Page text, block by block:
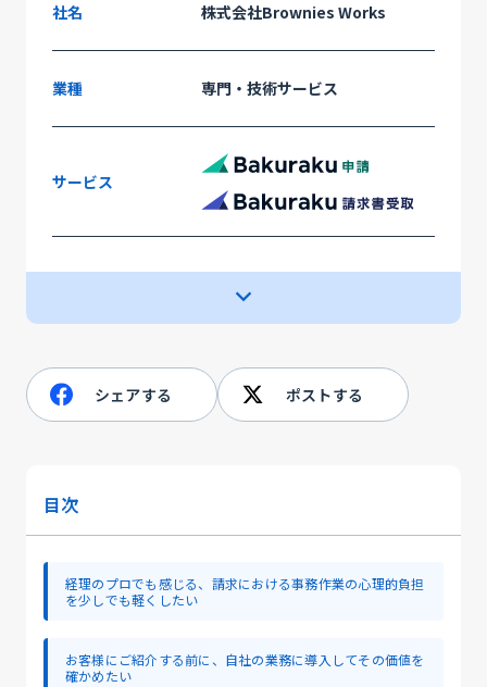
シェアする ポストする
目次
経理のプロでも感じる、請求における事務作業の心理的負担
を少しでも軽くしたい
お客様にご紹介する前に、自社の業務に導入してその価値を
確かめたい
社名 株式会社Brownies Works
業種 専門・技術サービス
サービス
課題・目的